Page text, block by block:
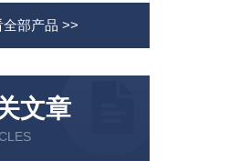
全部产品 >>
文章